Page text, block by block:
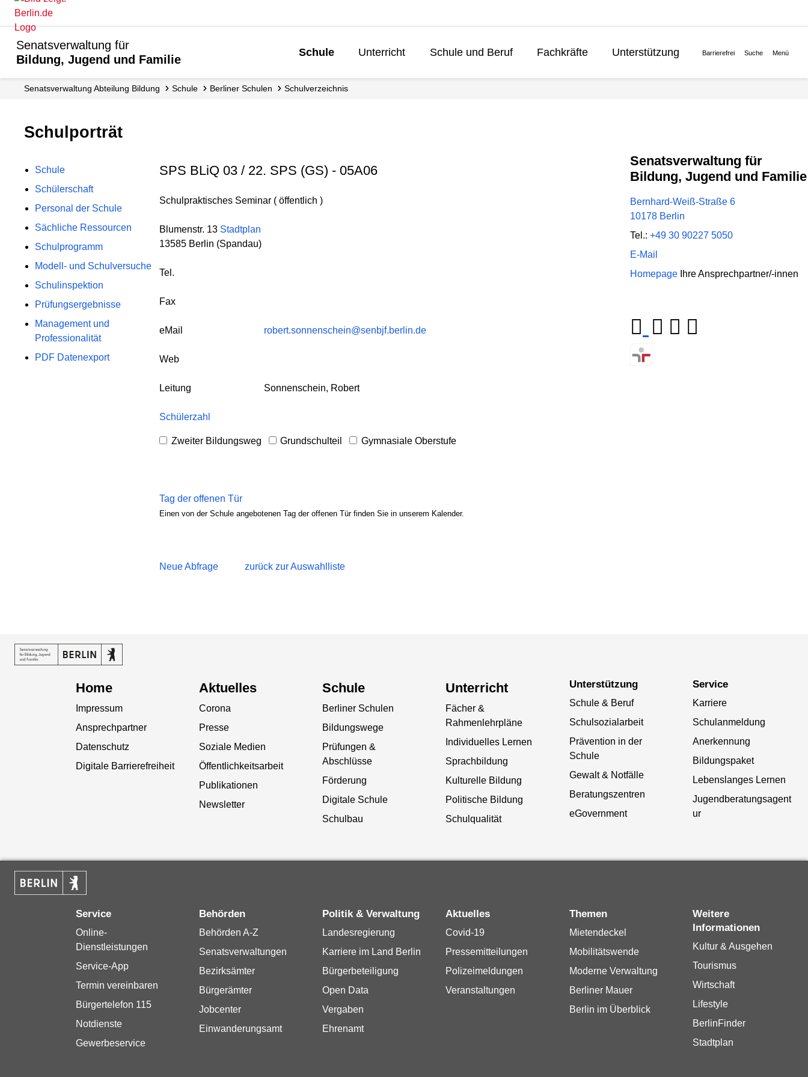
Senatsverwaltung für
Bildung, Jugend und Familie
Schule Unterricht Schule und Beruf Fachkräfte
Unterstützung
Barrierefrei Suche Menü
Senats­verwaltung Abteilung Bildung Schule Berliner Schulen Schul­verzeichnis
Schulporträt
Schule
Schülerschaft
Personal der Schule
Sächliche Ressourcen
Schulprogramm
Modell- und Schulversuche
Schulinspektion
Prüfungsergebnisse
Management und
Professionalität
PDF Datenexport
SPS BLiQ 03 / 22. SPS (GS) - 05A06
Schulpraktisches Seminar ( öffentlich )
Blumenstr. 13 Stadtplan
13585 Berlin (Spandau)
Tel.
Fax
eMail robert.sonnenschein@senbjf.berlin.de
Web
Leitung Sonnenschein, Robert
Schülerzahl
Zweiter Bildungsweg Grundschulteil Gymnasiale Oberstufe
Tag der offenen Tür
Einen von der Schule angebotenen Tag der offenen Tür finden Sie in unserem Kalender.
Neue Abfrage zurück zur Auswahlliste
Senatsverwaltung für
Bildung, Jugend und Familie
Bernhard-Weiß-Straße 6
10178 Berlin
Tel.: +49 30 90227 5050
E-Mail
Homepage Ihre Ansprechpartner/-innen
Home
Impressum
Ansprechpartner
Datenschutz
Digitale Barrierefreiheit
Aktuelles
Corona
Presse
Soziale Medien
Öffentlichkeitsarbeit
Publikationen
Newsletter
Schule
Berliner Schulen
Bildungswege
Prüfungen &
Abschlüsse
Förderung
Digitale Schule
Schulbau
Unterricht
Fächer &
Rahmenlehrpläne
Individuelles Lernen
Sprachbildung
Kulturelle Bildung
Politische Bildung
Schulqualität
Unterstützung
Schule & Beruf
Schulsozialarbeit
Prävention in der
Schule
Gewalt & Notfälle
Beratungszentren
eGovernment
Service
Karriere
Schulanmeldung
Anerkennung
Bildungspaket
Lebenslanges Lernen
Jugendberatungsagent
ur
Service
Online-
Dienstleistungen
Service-App
Termin vereinbaren
Bürgertelefon 115
Notdienste
Gewerbeservice
Behörden
Behörden A-Z
Senatsverwaltungen
Bezirksämter
Bürgerämter
Jobcenter
Einwanderungsamt
Politik & Verwaltung
Landesregierung
Karriere im Land Berlin
Bürgerbeteiligung
Open Data
Vergaben
Ehrenamt
Aktuelles
Covid-19
Pressemitteilungen
Polizeimeldungen
Veranstaltungen
Themen
Mietendeckel
Mobilitätswende
Moderne Verwaltung
Berliner Mauer
Berlin im Überblick
Weitere
Informationen
Kultur & Ausgehen
Tourismus
Wirtschaft
Lifestyle
BerlinFinder
Stadtplan